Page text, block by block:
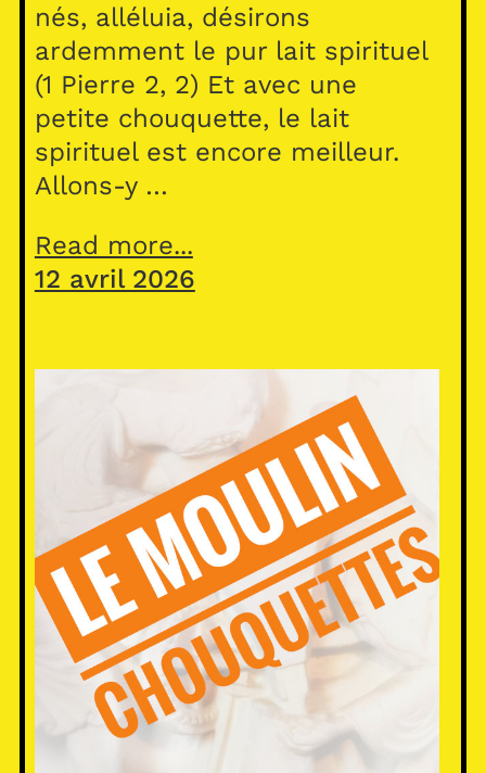
nés, alléluia, désirons
ardemment le pur lait spirituel
(1 Pierre 2, 2) Et avec une
petite chouquette, le lait
spirituel est encore meilleur.
Allons-y …
Read more...
12 avril 2026